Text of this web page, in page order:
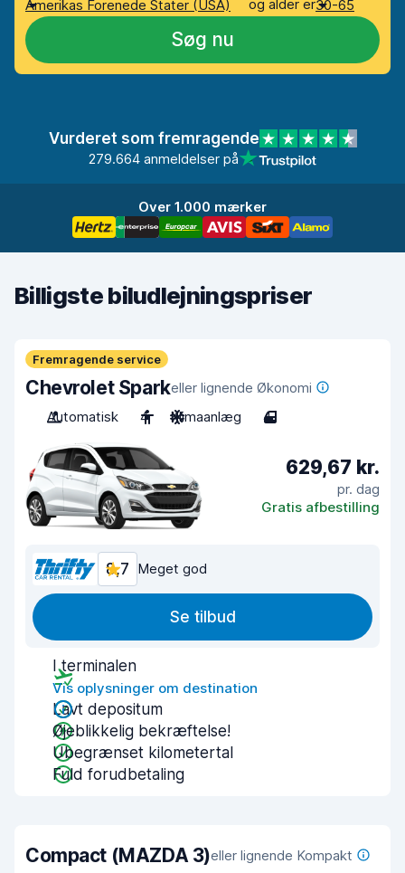
Amerikas Forenede Stater (USA)
og alder er30-65
Søg nu
Vurderet som fremragende
279.664 anmeldelser på
Over 1.000 mærker
Billigste biludlejningspriser
Fremragende service
Chevrolet Sparkeller lignende Økonomi
Automatisk
4 Klimaanlæg 4
629,67 kr.
pr. dag
Gratis afbestilling
8,7 Meget god
Se tilbud
I terminalen
Vis oplysninger om destination
Lavt depositum
Øjeblikkelig bekræftelse!
Ubegrænset kilometertal
Fuld forudbetaling
Compact (MAZDA 3)eller lignende Kompakt